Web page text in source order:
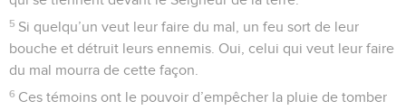
5 Si quelqu’un veut leur faire du mal, un feu sort de leur
bouche et détruit leurs ennemis. Oui, celui qui veut leur faire
du mal mourra de cette façon.
6 Ces témoins ont le pouvoir d’empêcher la pluie de tomber